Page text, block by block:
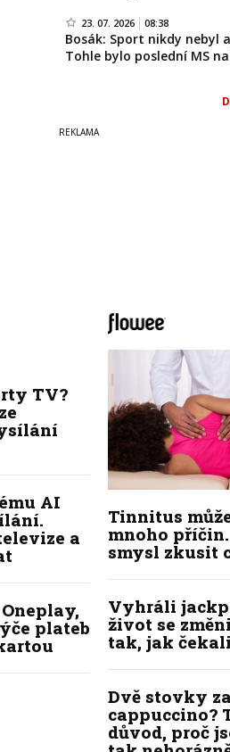
23. 07. 2026 08:38
Bosák: Sport nikdy nebyl
Tohle bylo poslední MS na
TV?
AI
a
plateb
Tinnitus
mnoho
smysl zkusit
Vyhráli
život se
tak, jak čekali
Dvě stovky za
cappuccino?
důvod, proč